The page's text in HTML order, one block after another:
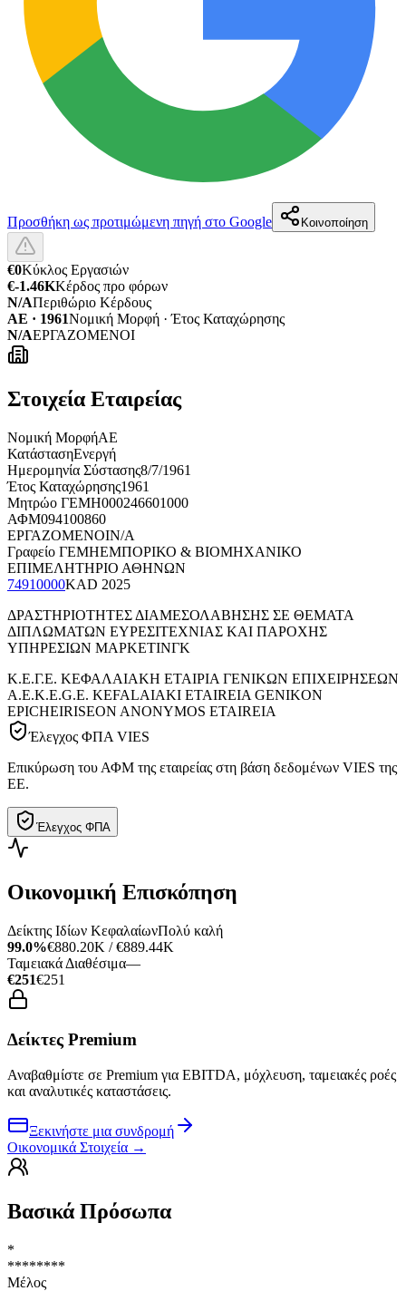
Προσθήκη ως προτιμώμενη πηγή στο Google Κοινοποίηση
€0Κύκλος Εργασιών
€-1.46KΚέρδος προ φόρων
N/AΠεριθώριο Κέρδους
ΑΕ · 1961Νομική Μορφή · Έτος Καταχώρησης
N/AΕΡΓΑΖΟΜΕΝΟΙ
Στοιχεία Εταιρείας
Νομική ΜορφήΑΕ
ΚατάστασηΕνεργή
Ημερομηνία Σύστασης8/7/1961
Έτος Καταχώρησης1961
Μητρώο ΓΕΜΗ000246601000
ΑΦΜ094100860
ΕΡΓΑΖΟΜΕΝΟΙN/A
Γραφείο ΓΕΜΗΕΜΠΟΡΙΚΟ & ΒΙΟΜΗΧΑΝΙΚΟ
ΕΠΙΜΕΛΗΤΗΡΙΟ ΑΘΗΝΩΝ
74910000KAD 2025
ΔΡΑΣΤΗΡΙΟΤΗΤΕΣ ΔΙΑΜΕΣΟΛΑΒΗΣΗΣ ΣΕ ΘΕΜΑΤΑ
ΔΙΠΛΩΜΑΤΩΝ ΕΥΡΕΣΙΤΕΧΝΙΑΣ ΚΑΙ ΠΑΡΟΧΗΣ
ΥΠΗΡΕΣΙΩΝ ΜΑΡΚΕΤΙΝΓΚ
Κ.Ε.Γ.Ε. ΚΕΦΑΛΑΙΑΚΗ ΕΤΑΙΡΙΑ ΓΕΝΙΚΩΝ ΕΠΙΧΕΙΡΗΣΕΩΝ
Α.Ε.K.E.G.E. KEFALAIAKI ETAIREIA GENIKON
EPICHEIRISEON ANONYMOS ETAIREIA
Έλεγχος ΦΠΑ VIES
Επικύρωση του ΑΦΜ της εταιρείας στη βάση δεδομένων VIES της
ΕΕ.
Έλεγχος ΦΠΑ
Οικονομική Επισκόπηση
Δείκτης Ιδίων ΚεφαλαίωνΠολύ καλή
99.0%€880.20K / €889.44K
Ταμειακά Διαθέσιμα—
€251€251
Δείκτες Premium
Αναβαθμίστε σε Premium για EBITDA, μόχλευση, ταμειακές ροές
και αναλυτικές καταστάσεις.
Ξεκινήστε μια συνδρομή
Οικονομικά Στοιχεία →
Βασικά Πρόσωπα
*
********
Μέλος